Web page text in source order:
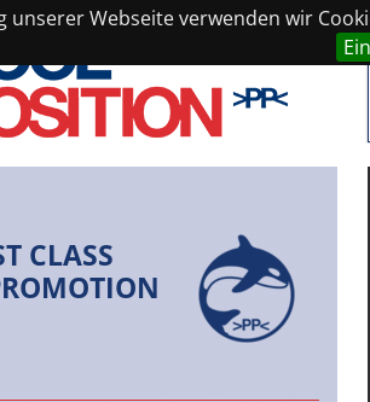
unserer Webseite verwenden wir
CLASS